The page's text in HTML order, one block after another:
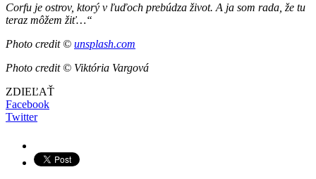
Corfu je ostrov, ktorý v ľuďoch prebúdza život. A ja som rada, že tu
teraz môžem žiť…“
Photo credit © unsplash.com
Photo credit © Viktória Vargová
ZDIEĽAŤ
Facebook
Twitter